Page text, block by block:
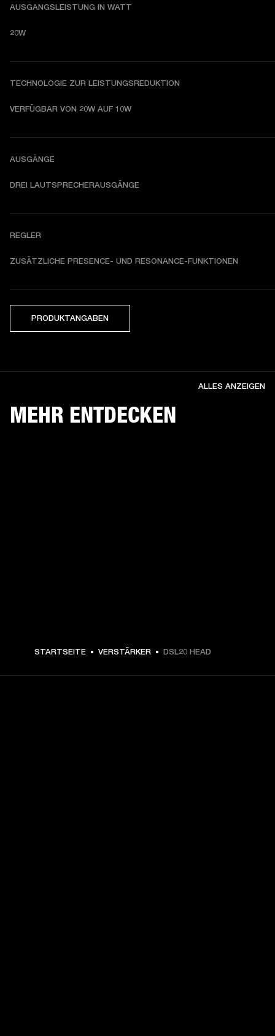
€ 489 -
AUSGANGSLEISTUNG IN WATT
20W
TECHNOLOGIE ZUR LEISTUNGSREDUKTION
VERFÜGBAR VON 20W AUF 10W
AUSGÄNGE
DREI LAUTSPRECHERAUSGÄNGE
REGLER
ZUSÄTZLICHE PRESENCE- UND RESONANCE-FUNKTIONEN
PRODUKTANGABEN
MEHR ENTDECKEN
ALLES ANZEIGEN
STARTSEITE VERSTÄRKER DSL20 HEAD